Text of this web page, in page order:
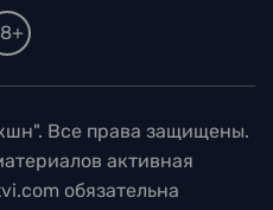
Все права защищены.
активная
обязательна